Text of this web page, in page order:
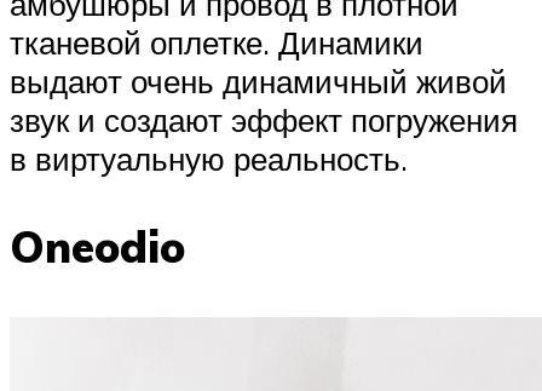
тканевой оплетке. Динамики
выдают очень динамичный живой
звук и создают эффект погружения
в виртуальную реальность.
Oneodio